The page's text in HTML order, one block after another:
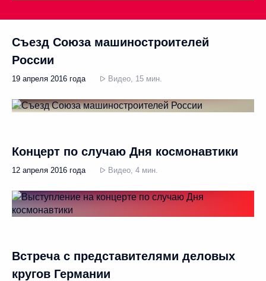
Съезд Союза машиностроителей
России
19 апреля 2016 года Видео, 15 мин.
Концерт по случаю Дня космонавтики
12 апреля 2016 года Видео, 4 мин.
Встреча с представителями деловых
кругов Германии